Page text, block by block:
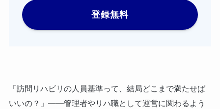
登録無料
「訪問リハビリの人員基準って、結局どこまで満たせば
いいの？」——管理者やリハ職として運営に関わるよう